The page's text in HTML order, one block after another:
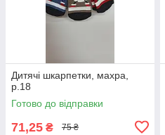
Дитячі шкарпетки, махра,
р.18
Готово до відправки
71,25 ₴ 75 ₴